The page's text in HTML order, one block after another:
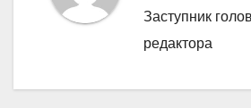
Заступник
редактора